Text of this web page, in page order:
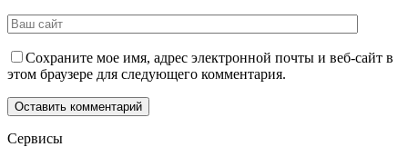
Сохраните мое имя, адрес электронной почты и веб-сайт в
этом браузере для следующего комментария.
Сервисы